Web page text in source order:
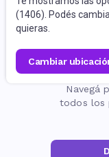
(1406). Podés
quieras.
cambiar
La
Navegá
todos los